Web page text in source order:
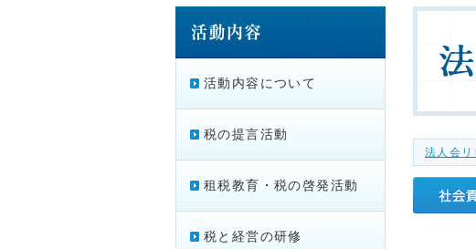
法人会リ
社会貢献
活動内容について
税の提言活動
租税教育・税の啓発活動
税と経営の研修